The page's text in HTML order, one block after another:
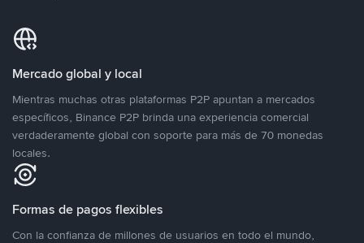
Mercado global y local
Mientras muchas otras plataformas P2P apuntan a mercados
específicos, Binance P2P brinda una experiencia comercial
verdaderamente global con soporte para más de 70 monedas
locales.
Formas de pagos flexibles
Con la confianza de millones de usuarios en todo el mundo,